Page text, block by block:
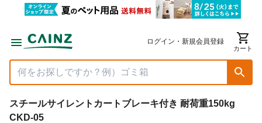
ログイン・新規会員登録
カート
スチールサイレントカートブレーキ付き 耐荷重150kg
CKD-05